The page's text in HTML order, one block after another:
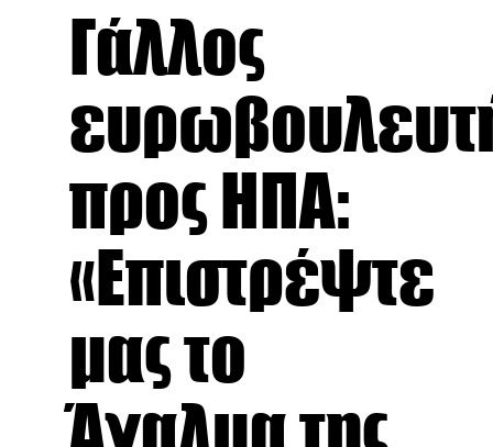
Γάλλος
προς ΗΠΑ:
«Επιστρέψτε
μας το